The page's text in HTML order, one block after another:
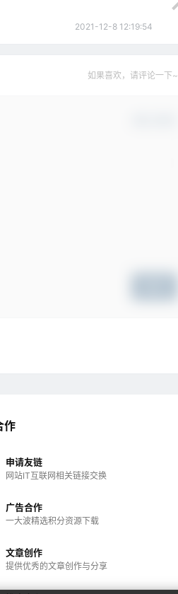
2021-12-8 12:19:54
如果喜欢，请评论一下~
作
申请友链
网站IT互联网相关链接交换
广告合作
一大波精选积分资源下载
文章创作
提供优秀的文章创作与分享